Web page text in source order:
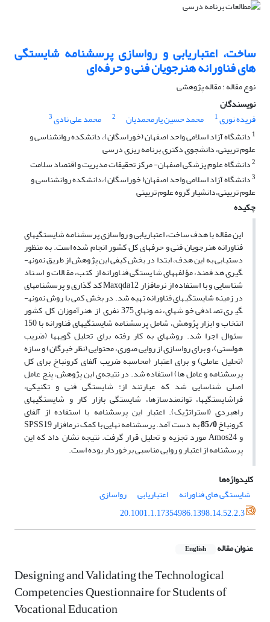
ساخت، اعتباریابی و رواسازی پرسشنامه شایستگی
های فناورانه هنرجویان فنی و حرفه‌ای
نوع مقاله : مقاله پژوهشی
نویسندگان
فریده نوری1 محمد حسین یارمحمدیان 2 محمد علی نادی3
1 دانشگاه آزاد اسلامی واحد اصفهان (خوراسگان)، دانشکده روانشناسی و
علوم تربیتی، دانشجوی دکتری برنامه ریزی درسی
2دانشگاه علوم پزشکی اصفهان- مرکز تحقیقات مدیریت و اقتصاد سلامت
3دانشگاه آزاد اسلامی واحد اصفهان( خوراسگان)،دانشکده روانشناسی و
علوم تربیتی،دانشیار گروه علوم تربیتی
چکیده
این مقاله با هدف ساخت، اعتباریابی و رواسازی پرسشنامه شایستگی­های
فناورانه هنرجویان فنی و حرفه­ای کل کشور انجام شده است. به منظور
دستیابی به این هدف، ابتدا در بخش کیفی این پژوهش از طریق نمونه­
گیری هدفمند، مؤلفه­های شایستگی فناورانه از کتب، مقالات و اسناد
شناسایی و با استفاده از نرم­افزار Maxqda12 کد گذاری و پرسشنامه­ای
در زمینه شایستگی­های فناورانه تهیه شد. در بخش کمی با روش نمونه­
گیری تصادفی خوشه­ای، نمونه­ای 375 نفری از هنرآموزان کل کشور
انتخاب و ابزار پژوهش، شامل پرسشنامه شایستگی­های فناورانه با 150
سئوال اجرا شد. روش­های به کار رفته برای تحلیل گویه­ها (ضریب
هولستی)، و برای رواسازی از روایی صوری، محتوایی (نظر خبرگان) و سازه
(تحلیل عاملی) و برای اعتبار (محاسبه ضریب آلفای کرونباخ برای کل
پرسشنامه و عامل ها) استفاده شد. در نتیجه‌ی این پژوهش، پنج عامل
اصلی شناسایی شد که عبارتند از: شایستگی فنی و تکنیکی،
فراشایستگی­ها، توانمندسازها، شایستگی بازار کار و شایستگی­های
راهبردی (استراتژیک). اعتبار این پرسشنامه با استفاده از آلفای
کرونباخ85/0 به دست آمد. پرسشنامه نهایی با کمک نرم­افزار SPSS19
و Amos24 مورد تجزیه و تحلیل قرار گرفت. نتیجه نشان داد که این
پرسشنامه از اعتبار و روایی مناسبی برخوردار بوده است.
کلیدواژه‌ها
شایستگی های فناورانه
اعتباریابی
رواسازی
20.1001.1.17354986.1398.14.52.2.3
عنوان مقاله English
Designing and Validating the Technological
Competencies Questionnaire for Students of
Vocational Education